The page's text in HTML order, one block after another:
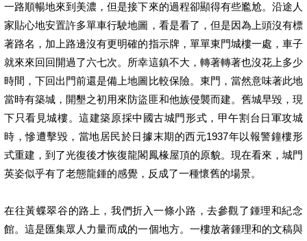
一路順暢地來到美濃，但是接下來的過程卻顯得有些尷尬。沿途人
家貼心地安置許多單車行駛地圖，看是看了，但是因為上頭沒有標
著路名，加上路邊沒有更明確的指示牌，單單東門城樓一處，車子
就來來回回開過了六七次。所幸這鎮不大，轉著轉著也沒花上多少
時間，下回出門前還是備上地圖比較保險。東門，當然意味著此地
當時有築城，開墾之初用來防盜匪和他族侵襲而建。舊城早毀，現
下只看見城樓。這建築原採中國古城門形式，甲午割台日軍攻城
時，慘遭擊毀，當地居民於日據末期的西元1937年以報警鐘樓形
式重建，到了光復後才恢復龍閣鳳椽屋頂的原貌。現在看來，城門
英姿似乎有了老態龍鍾的感覺，反成了一種懷舊的場景。
在往黃蝶翠谷的路上，我們折入一條小路，去參觀了鍾理和紀念
館。這是匯集眾人力量而成的一個地方。一樓放著鍾理和的文稿與